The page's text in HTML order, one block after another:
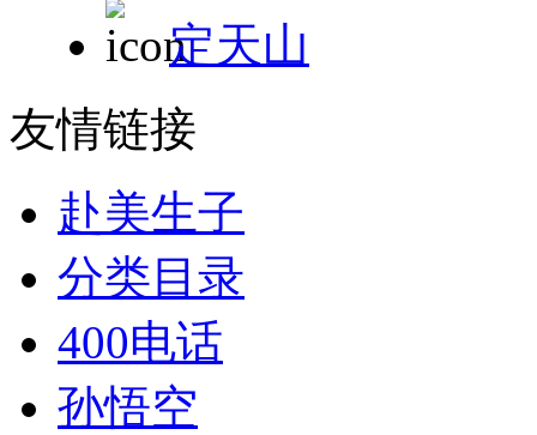
定天山
友情链接
赴美生子
分类目录
400电话
孙悟空